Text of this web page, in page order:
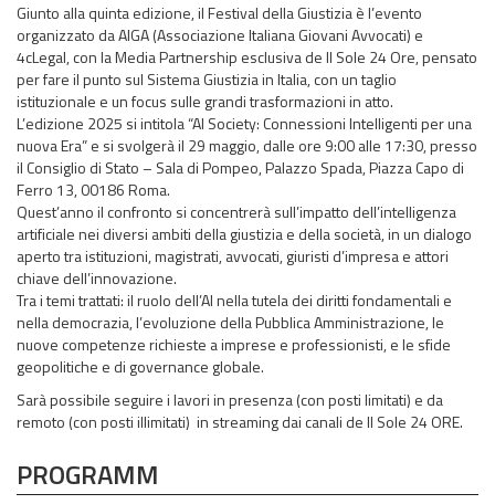
Giunto alla quinta edizione, il Festival della Giustizia è l’evento
organizzato da AIGA (Associazione Italiana Giovani Avvocati) e
4cLegal, con la Media Partnership esclusiva de Il Sole 24 Ore, pensato
per fare il punto sul Sistema Giustizia in Italia, con un taglio
istituzionale e un focus sulle grandi trasformazioni in atto.
L’edizione 2025 si intitola “AI Society: Connessioni Intelligenti per una
nuova Era” e si svolgerà il 29 maggio, dalle ore 9:00 alle 17:30, presso
il Consiglio di Stato – Sala di Pompeo, Palazzo Spada, Piazza Capo di
Ferro 13, 00186 Roma.
Quest’anno il confronto si concentrerà sull’impatto dell’intelligenza
artificiale nei diversi ambiti della giustizia e della società, in un dialogo
aperto tra istituzioni, magistrati, avvocati, giuristi d’impresa e attori
chiave dell’innovazione.
Tra i temi trattati: il ruolo dell’AI nella tutela dei diritti fondamentali e
nella democrazia, l’evoluzione della Pubblica Amministrazione, le
nuove competenze richieste a imprese e professionisti, e le sfide
geopolitiche e di governance globale.
Sarà possibile seguire i lavori in presenza (con posti limitati) e da
remoto (con posti illimitati) in streaming dai canali de Il Sole 24 ORE.
PROGRAMM